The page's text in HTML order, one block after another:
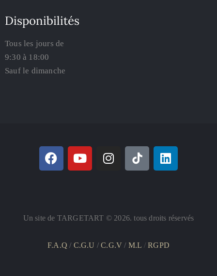
Disponibilités
Tous les jours de
9:30 à 18:00
Sauf le dimanche
Un site de TARGETART © 2026. tous droits réservés
F.A.Q / C.G.U /C.G.V/ M.L /RGPD